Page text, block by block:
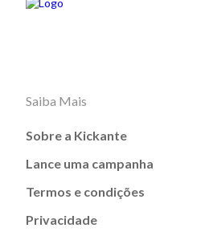
Saiba Mais
Sobre a Kickante
Lance uma campanha
Termos e condições
Privacidade